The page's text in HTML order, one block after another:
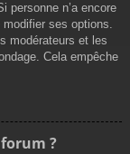
personne n’a encore
ses options.
modérateurs et les
Cela empêche
?